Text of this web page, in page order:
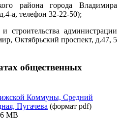
района города Владимира
а, телефон 32-22-50);
строительства администрации
Октябрьский проспект, д.47, 5
общественных
Коммуны, Средний
Пугачева (формат pdf)
MB